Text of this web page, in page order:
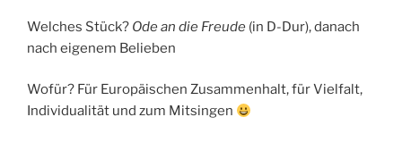
Welches Stück? Ode an die Freude (in D-Dur), danach
nach eigenem Belieben
Wofür? Für Europäischen Zusammenhalt, für Vielfalt,
Individualität und zum Mitsingen